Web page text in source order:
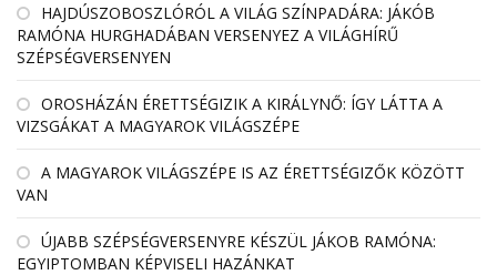
HAJDÚSZOBOSZLÓRÓL A VILÁG SZÍNPADÁRA: JÁKÓB
RAMÓNA HURGHADÁBAN VERSENYEZ A VILÁGHÍRŰ
SZÉPSÉGVERSENYEN
OROSHÁZÁN ÉRETTSÉGIZIK A KIRÁLYNŐ: ÍGY LÁTTA A
VIZSGÁKAT A MAGYAROK VILÁGSZÉPE
A MAGYAROK VILÁGSZÉPE IS AZ ÉRETTSÉGIZŐK KÖZÖTT
VAN
ÚJABB SZÉPSÉGVERSENYRE KÉSZÜL JÁKOB RAMÓNA:
EGYIPTOMBAN KÉPVISELI HAZÁNKAT